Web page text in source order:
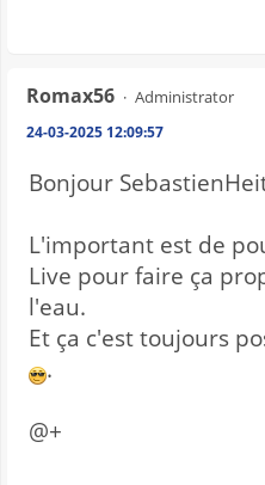
Romax56 Administrator
24-03-2025 12:09:57
Bonjour
L'important est de
Live pour faire ça
l'eau.
Et ça c'est toujours
.
@+